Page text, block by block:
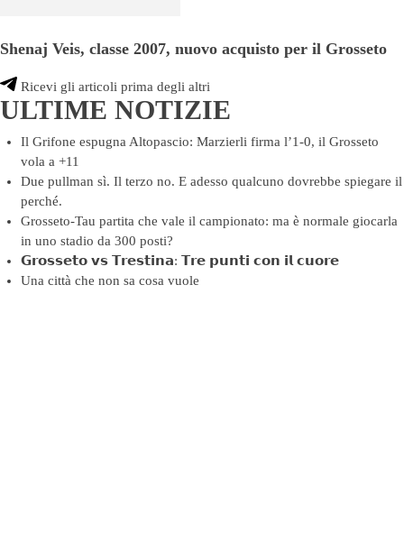
Shenaj Veis, classe 2007, nuovo acquisto per il Grosseto
Ricevi gli articoli prima degli altri
ULTIME NOTIZIE
Il Grifone espugna Altopascio: Marzierli firma l’1-0, il Grosseto
vola a +11
Due pullman sì. Il terzo no. E adesso qualcuno dovrebbe spiegare il
perché.
Grosseto-Tau partita che vale il campionato: ma è normale giocarla
in uno stadio da 300 posti?
𝗚𝗿𝗼𝘀𝘀𝗲𝘁𝗼 𝘃𝘀 𝗧𝗿𝗲𝘀𝘁𝗶𝗻𝗮: 𝗧𝗿𝗲 𝗽𝘂𝗻𝘁𝗶 𝗰𝗼𝗻 𝗶𝗹 𝗰𝘂𝗼𝗿𝗲
Una città che non sa cosa vuole